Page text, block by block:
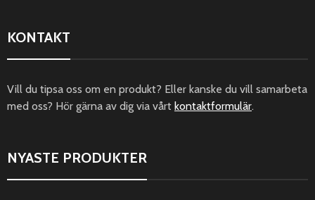
KONTAKT
Vill du tipsa oss om en produkt? Eller kanske du vill samarbeta
med oss? Hör gärna av dig via vårt kontaktformulär.
NYASTE PRODUKTER